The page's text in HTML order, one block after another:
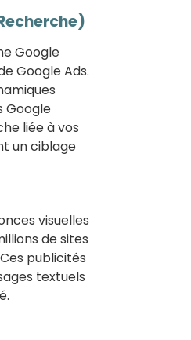
Google
Google Ads.
Google
liée à vos
un ciblage
visuelles
de sites
publicités
textuels